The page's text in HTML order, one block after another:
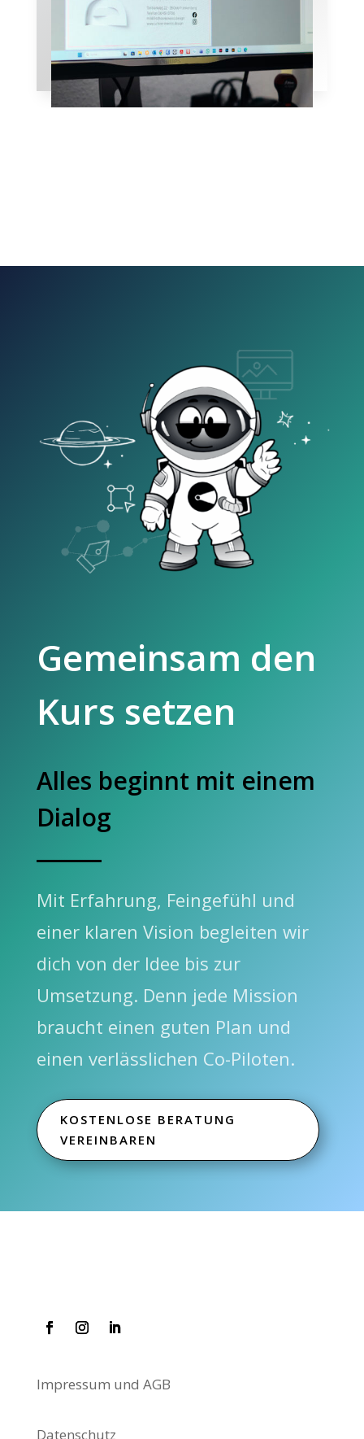
Gemeinsam den
Kurs setzen
Alles beginnt mit einem
Dialog
Mit Erfahrung, Feingefühl und
einer klaren Vision begleiten wir
dich von der Idee bis zur
Umsetzung. Denn jede Mission
braucht einen guten Plan und
einen verlässlichen Co-Piloten.
KOSTENLOSE BERATUNG
VEREINBAREN
Impressum und AGB
Datenschutz